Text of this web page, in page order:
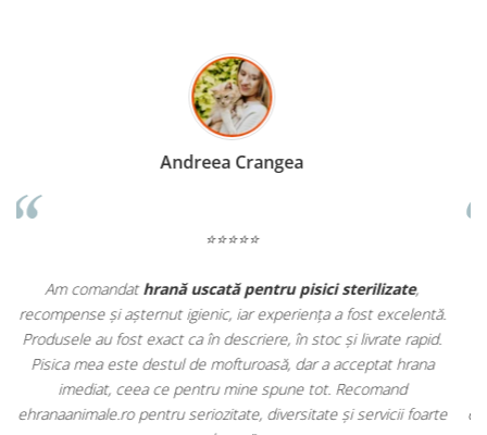
Madalina Stancea
⭐⭐⭐⭐⭐
Apreciez foarte mult faptul că peehranaanimale.rogăsesc nu
doar hrană, ci și produse dinfarmacia veterinară:
antiparazitare, suplimente și soluții de îngrijire. Este foarte
comod să pot comanda tot ce am nevoie pentru animalul meu
dintr-un singur loc. Livrarea a fost rapidă, iar produsele au fost
originale și în termen. Magazin serios, bine organizat și foarte util